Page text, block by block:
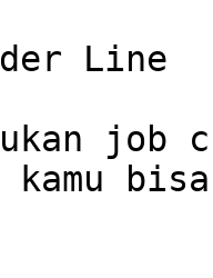
Line
job
kamu